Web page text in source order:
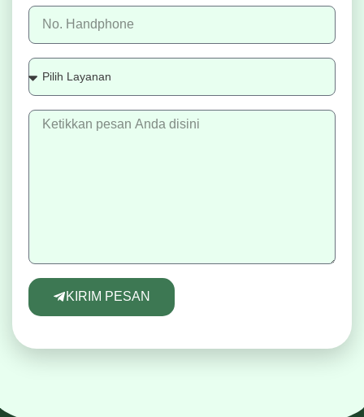
KIRIM PESAN